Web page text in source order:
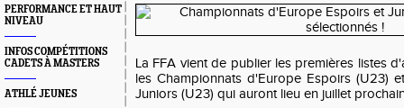
PERFORMANCE ET HAUT
NIVEAU
INFOS COMPÉTITIONS
CADETS À MASTERS
ATHLÉ JEUNES
La FFA vient de publier les premières listes
les Championnats d'Europe Espoirs (U23)
Juniors (U23) qui auront lieu en juillet